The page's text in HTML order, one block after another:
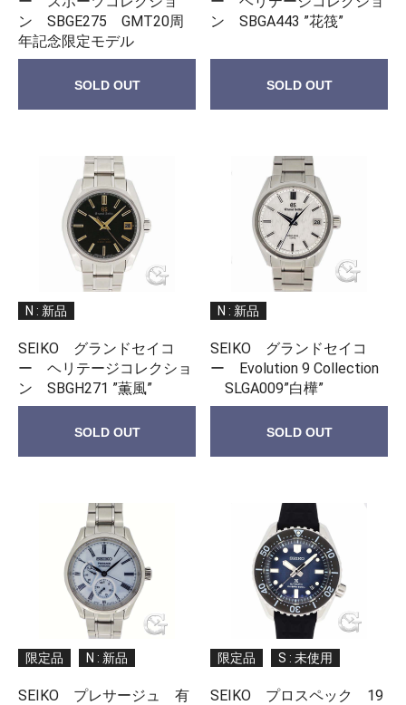
ン SBGE275 GMT20周
年記念限定モデル
SOLD OUT
ン SBGA443 ”花筏”
SOLD OUT
N : 新品
SEIKO グランドセイコ
ー ヘリテージコレクショ
ン SBGH271 ”薫風”
SOLD OUT
N : 新品
SEIKO グランドセイコ
ー Evolution 9 Collection
SLGA009”白樺”
SOLD OUT
限定品 N : 新品
SEIKO プレサージュ 有
限定品 S : 未使用
SEIKO プロスペック 19